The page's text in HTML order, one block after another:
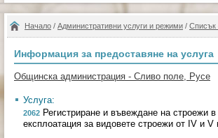
Начало / Административни услуги и режими / Списък
Информация за предоставяне на услуга
Общинска администрация - Сливо поле, Русе
Услуга:
2062 Регистриране и въвеждане на строежи
експлоатация за видовете строежи от IV и V